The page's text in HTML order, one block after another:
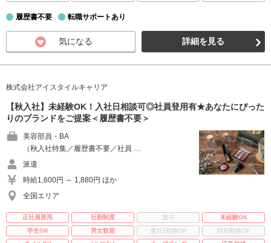
履歴書不要 転職サポートあり
気になる 詳細を見る
株式会社アイスタイルキャリア
【秋入社】未経験OK！入社日相談可◎社員登用有★あなたにぴった
りのブランドをご提案＜履歴書不要＞
美容部員・BA
（秋入社特集／履歴書不要／社員 …
派遣
時給1,600円 ～ 1,880円 ほか
全国エリア
正社員登用 社割制度 賞与
未経験OK
学生OK
男女歓迎 週3日勤務OK
時短勤務OK